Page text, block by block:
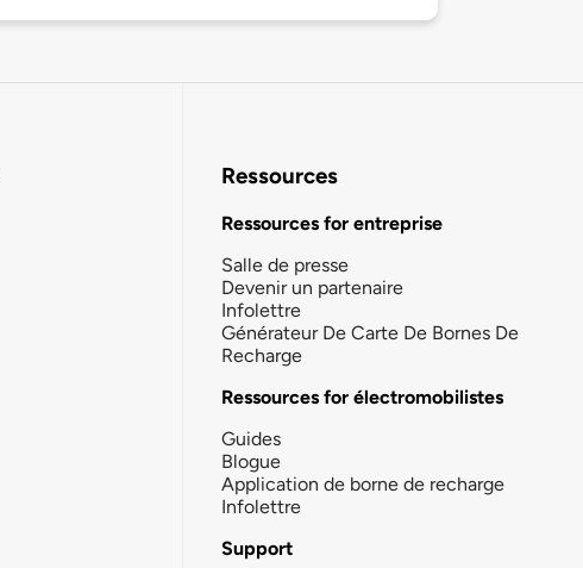
Ressources
Ressources for entreprise
Salle de presse
Devenir un partenaire
Infolettre
Générateur De Carte De Bornes De
Recharge
Ressources for électromobilistes
Guides
Blogue
Application de borne de recharge
Infolettre
Support